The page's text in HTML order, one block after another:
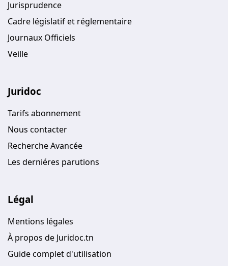
Jurisprudence
Cadre législatif et réglementaire
Journaux Officiels
Veille
Juridoc
Tarifs abonnement
Nous contacter
Recherche Avancée
Les derniéres parutions
Légal
Mentions légales
À propos de Juridoc.tn
Guide complet d'utilisation